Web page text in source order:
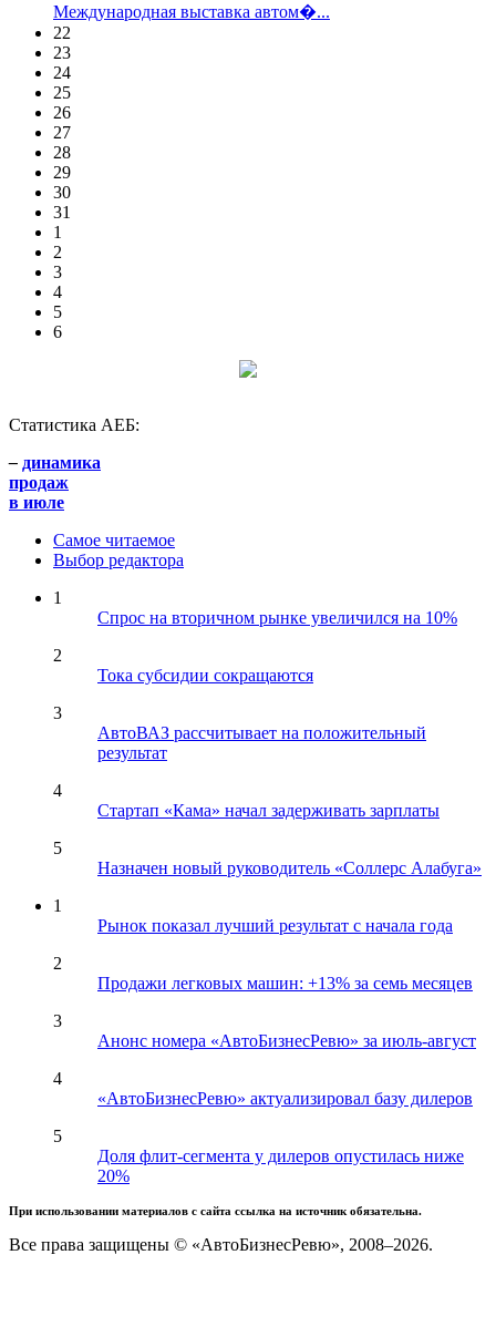
Международная выставка автом�...
22
23
24
25
26
27
28
29
30
31
1
2
3
4
5
6
Статистика АЕБ:
– динамика
продаж
в июле
Самое читаемое
Выбор редактора
1
Спрос на вторичном рынке увеличился на 10%
2
Тока субсидии сокращаются
3
АвтоВАЗ рассчитывает на положительный
результат
4
Стартап «Кама» начал задерживать зарплаты
5
Назначен новый руководитель «Соллерс Алабуга»
1
Рынок показал лучший результат с начала года
2
Продажи легковых машин: +13% за семь месяцев
3
Анонс номера «АвтоБизнесРевю» за июль-август
4
«АвтоБизнесРевю» актуализировал базу дилеров
5
Доля флит-сегмента у дилеров опустилась ниже
20%
При использовании материалов с сайта ссылка на источник обязательна.
Все права защищены © «АвтоБизнесРевю», 2008–2026.